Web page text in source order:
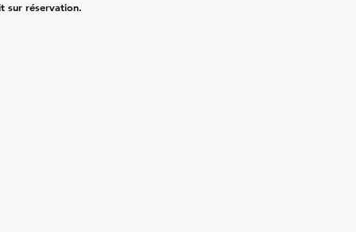
sur réservation.